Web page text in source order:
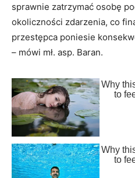
sprawnie zatrzymać osobę
okoliczności zdarzenia, co
przestępca poniesie
– mówi mł. asp. Baran.